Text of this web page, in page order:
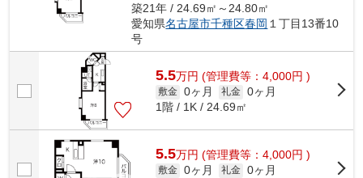
築21年 / 24.69㎡～24.80㎡
愛知県名古屋市千種区春岡 １丁目13番10
号
5.5万円 (管理費等：4,000円 )
敷金 0ヶ月 礼金 0ヶ月
1階 / 1K / 24.69㎡
5.5万円 (管理費等：4,000円 )
敷金 0ヶ月 礼金 0ヶ月